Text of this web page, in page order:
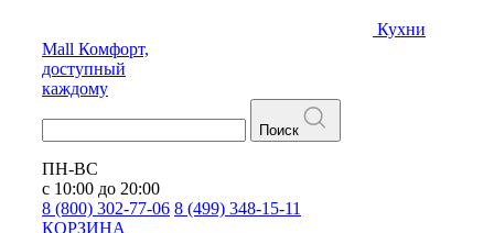
Кухни
Mall Комфорт,
доступный
каждому
Поиск
ПН-ВС
с 10:00 до 20:00
8 (800) 302-77-06 8 (499) 348-15-11
КОРЗИНА